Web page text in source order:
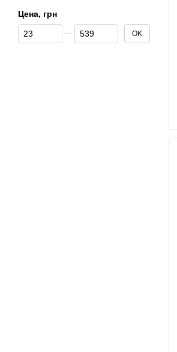
Цена, грн
От Цена, грн
До Цена, грн OK